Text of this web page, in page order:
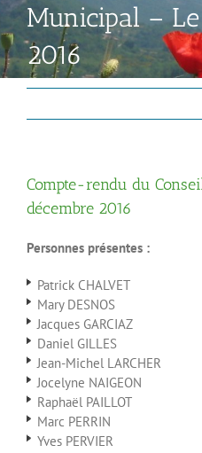
Municipal –
2016
Compte-rendu du
décembre 2016
Personnes présentes :
Patrick CHALVET
Mary DESNOS
Jacques GARCIAZ
Daniel GILLES
Jean-Michel LARCHER
Jocelyne NAIGEON
Raphaël PAILLOT
Marc PERRIN
Yves PERVIER